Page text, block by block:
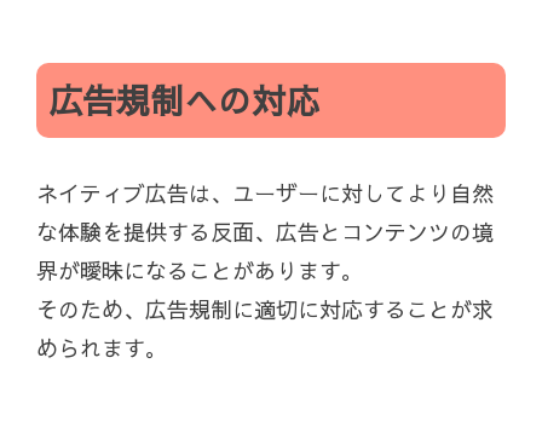
広告規制への対応
ネイティブ広告は、ユーザーに対してより自然
な体験を提供する反面、広告とコンテンツの境
界が曖昧になることがあります。
そのため、広告規制に適切に対応することが求
められます。